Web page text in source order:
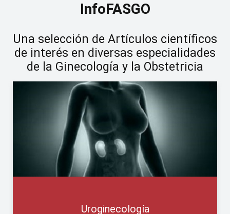
InfoFASGO
Una selección de Artículos científicos
de interés en diversas especialidades
de la Ginecología y la Obstetricia
Uroginecología